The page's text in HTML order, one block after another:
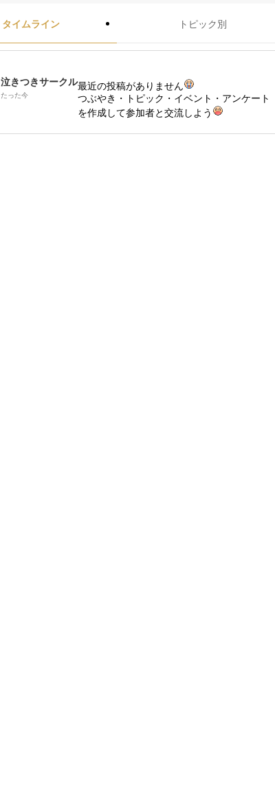
タイムライン トピック別
泣きつきサークル
たった今
最近の投稿がありません
つぶやき・トピック・イベント・アンケート
を作成して参加者と交流しよう